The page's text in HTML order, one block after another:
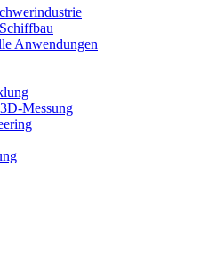
Anwendungen
Messung